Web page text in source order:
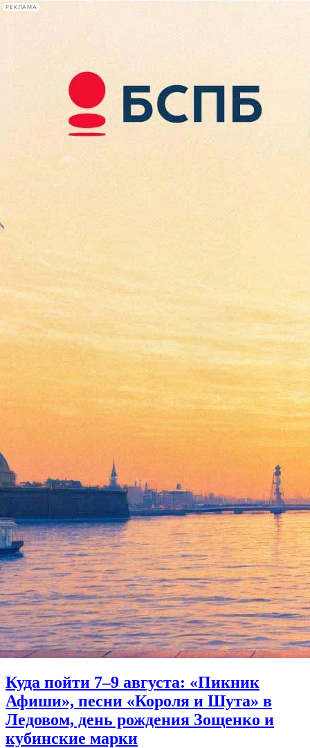
РЕКЛАМА
Сегодня:
2026.08.07
09:59
Афиша Plus
19 сентября 2017, вторник
Штутгартская опера покажет неоконченную постановку
Linkin Park выпустили видеоклип One More Light памяти
Честера Бэннингтона
На Большой Конюшенной откроется новое театральное
Архив предыдущих материалов
Куда пойти 7–9 августа: «Пикник
Афиши», песни «Короля и Шута» в
Ледовом, день рождения Зощенко и
кубинские марки